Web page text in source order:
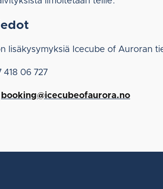
lisäkysymyksiä Icecube of Auroran
418 06 727
booking@icecubeofaurora.no